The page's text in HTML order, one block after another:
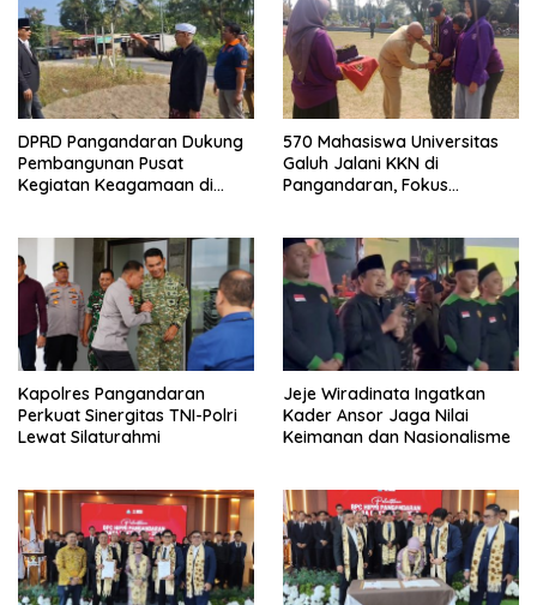
DPRD Pangandaran Dukung
Pembangunan Pusat
Kegiatan Keagamaan di
570 Mahasiswa Universitas
Galuh Jalani KKN di
Pangandaran, Fokus
Kapolres Pangandaran
Perkuat Sinergitas TNI-Polri
Lewat Silaturahmi
Jeje Wiradinata Ingatkan
Kader Ansor Jaga Nilai
Keimanan dan Nasionalisme